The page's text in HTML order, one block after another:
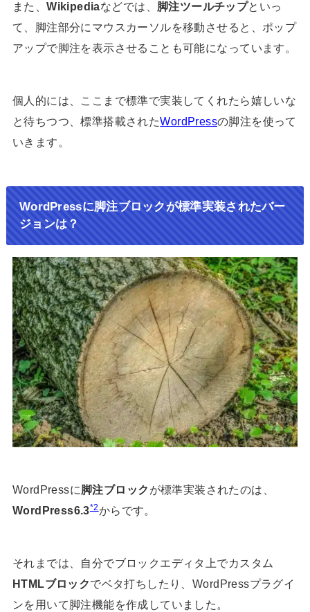
また、Wikipediaなどでは、 脚注ツールチップといっ
て、脚注部分にマウスカーソルを移動させると、ポップ
アップで脚注を表示させることも可能になっています。
個人的には、ここまで標準で実装してくれたら嬉しいな
と待ちつつ、標準搭載されたWordPressの脚注を使って
いきます。
WordPressに脚注ブロックが標準実装されたバー
ジョンは？
WordPressに脚注ブロック が標準実装されたのは、
WordPress6.3*2からです。
それまでは、自分でブロックエディタ上でカスタム
HTMLブロックでベタ打ちしたり、WordPressプラグイ
ンを用いて脚注機能を作成していました。